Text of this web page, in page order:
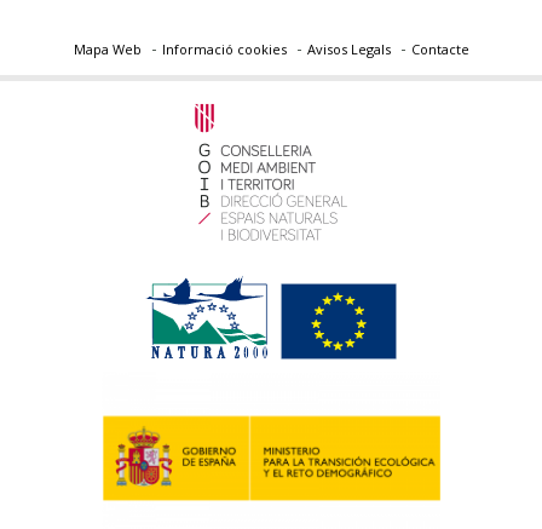
Mapa Web Informació cookies Avisos Legals Contacte